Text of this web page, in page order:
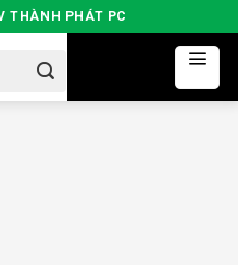
THÀNH PHÁT PC